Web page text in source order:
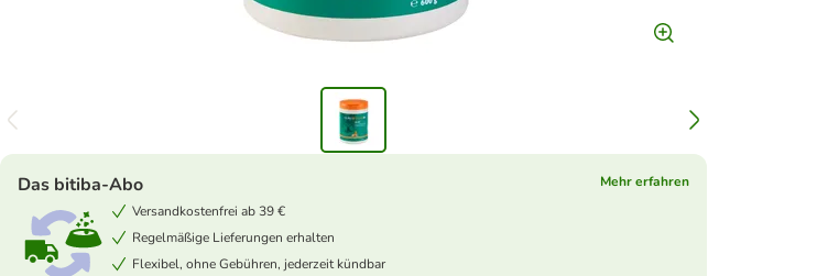
Das bitiba-Abo
Mehr erfahren
Versandkostenfrei ab 39 €
Regelmäßige Lieferungen erhalten
Flexibel, ohne Gebühren, jederzeit kündbar